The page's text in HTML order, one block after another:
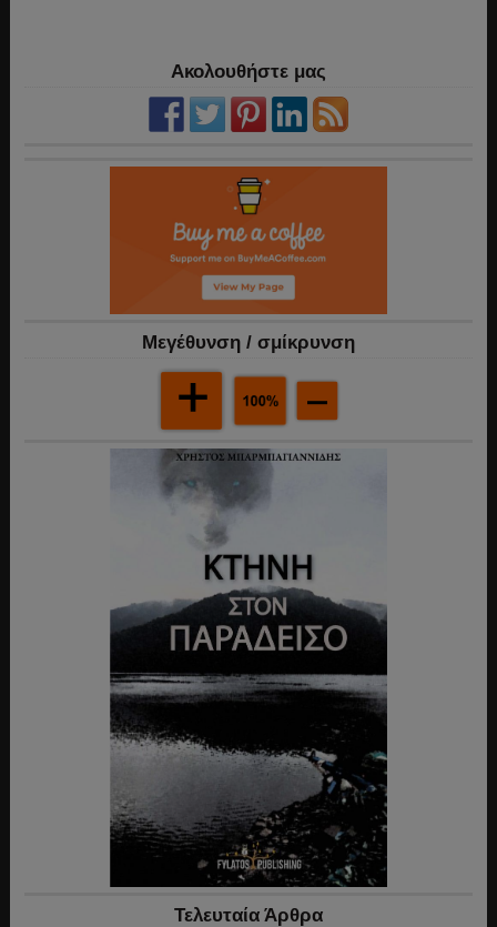
Ακολουθήστε μας
Mεγέθυνση / σμίκρυνση
Τελευταία Άρθρα